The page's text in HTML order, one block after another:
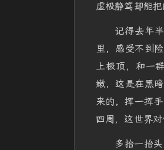
虚极静笃却能
记得去年
里，感受不到
上极顶，和一
嫩，这是在黑
来的，挥一挥
四周，这世界
多抬一抬